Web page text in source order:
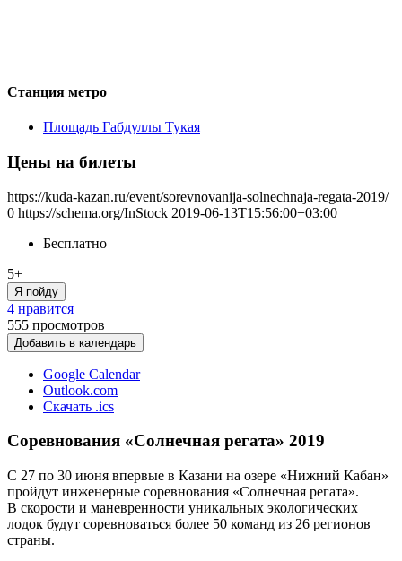
Станция метро
Площадь Габдуллы Тукая
Цены на билеты
https://kuda-kazan.ru/event/sorevnovanija-solnechnaja-regata-2019/
0 https://schema.org/InStock 2019-06-13T15:56:00+03:00
Бесплатно
5+
Я пойду
4 нравится
555 просмотров
Добавить в календарь
Google Calendar
Outlook.com
Скачать .ics
Соревнования «Солнечная регата» 2019
С 27 по 30 июня впервые в Казани на озере «Нижний Кабан»
пройдут инженерные соревнования «Солнечная регата».
В скорости и маневренности уникальных экологических
лодок будут соревноваться более 50 команд из 26 регионов
страны.